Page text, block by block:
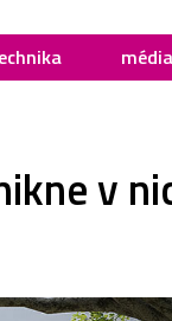
média
v